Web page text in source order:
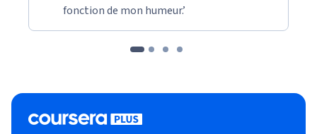
fonction de mon humeur.’